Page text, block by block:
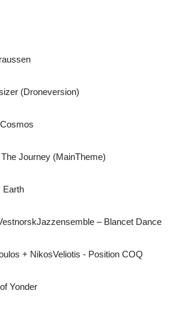
(Droneversion)
Journey (MainTheme)
Earth
– Blancet Dance
+ NikosVeliotis - Position COQ
Yonder